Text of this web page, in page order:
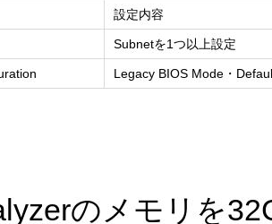
設定内容
Subnetを1つ以上設定
Legacy BIOS Mode・
のメモリを